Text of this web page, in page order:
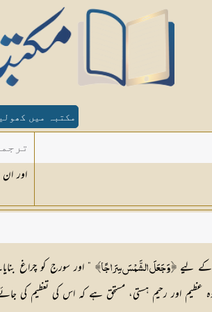
مکتبہ میں
اور ان
کے لیے ﴿ وَجَعَلَ الشَّمْسَ سِرَاجًا﴾ ” اور سورج کو چراغ
اور رحیم ہستی، مستحق ہے کہ اس کی تعظیم